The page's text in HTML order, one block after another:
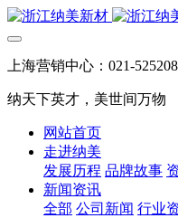
上海营销中心：021-
纳天下英才，美世间万物
网站首页
走进纳美
发展历程 品牌故事
新闻资讯
全部 公司新闻 行业